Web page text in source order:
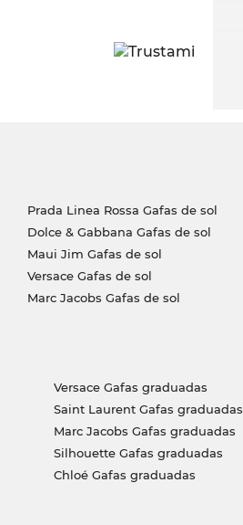
Prada Linea Rossa Gafas de sol
Dolce & Gabbana Gafas de sol
Maui Jim Gafas de sol
Versace Gafas de sol
Marc Jacobs Gafas de sol
Versace Gafas graduadas
Saint Laurent Gafas graduadas
Marc Jacobs Gafas graduadas
Silhouette Gafas graduadas
Chloé Gafas graduadas